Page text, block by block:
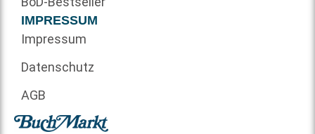
IMPRESSUM
Impressum
Datenschutz
AGB